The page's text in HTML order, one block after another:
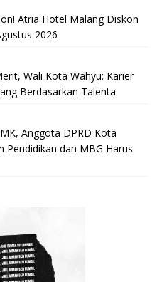
Atria Hotel Malang Diskon
2026
Wali Kota Wahyu: Karier
Berdasarkan Talenta
Anggota DPRD Kota
Pendidikan dan MBG Harus